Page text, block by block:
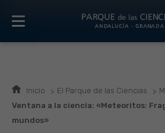
Inicio El Parque de las Ciencias
Ventana a la ciencia: «Meteoritos:
mundos»